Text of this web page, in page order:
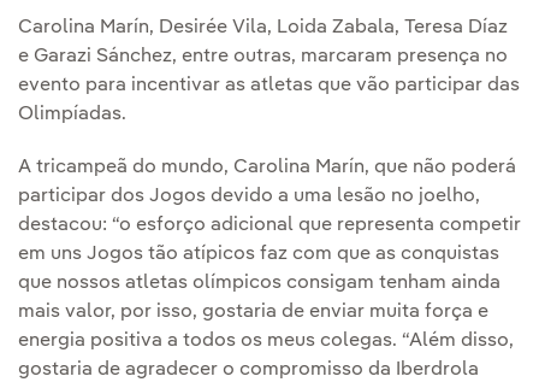
Carolina Marín, Desirée Vila, Loida Zabala, Teresa Díaz
e Garazi Sánchez, entre outras, marcaram presença no
evento para incentivar as atletas que vão participar das
Olimpíadas.
A tricampeã do mundo, Carolina Marín, que não poderá
participar dos Jogos devido a uma lesão no joelho,
destacou: “o esforço adicional que representa competir
em uns Jogos tão atípicos faz com que as conquistas
que nossos atletas olímpicos consigam tenham ainda
mais valor, por isso, gostaria de enviar muita força e
energia positiva a todos os meus colegas. “Além disso,
gostaria de agradecer o compromisso da Iberdrola